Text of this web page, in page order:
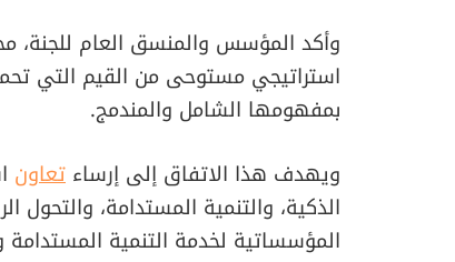
وأكد المؤسس والمنسق العام للجنة،
استراتيجي مستوحى من القيم التي
بمفهومها الشامل والمندمج.
ويهدف هذا الاتفاق إلى إرساء تعاون
الذكية، والتنمية المستدامة، والتحول
المؤسساتية لخدمة التنمية